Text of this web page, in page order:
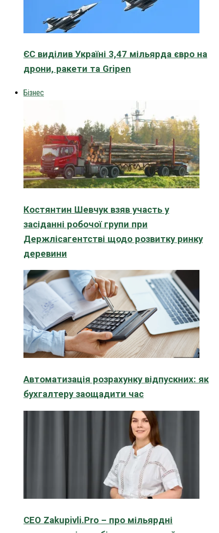
ЄС виділив Україні 3,47 мільярда євро на
дрони, ракети та Gripen
Бізнес
Костянтин Шевчук взяв участь у
засіданні робочої групи при
Держлісагентстві щодо розвитку ринку
деревини
Автоматизація розрахунку відпускних: як
бухгалтеру заощадити час
CEO Zakupivli.Pro – про мільярдні